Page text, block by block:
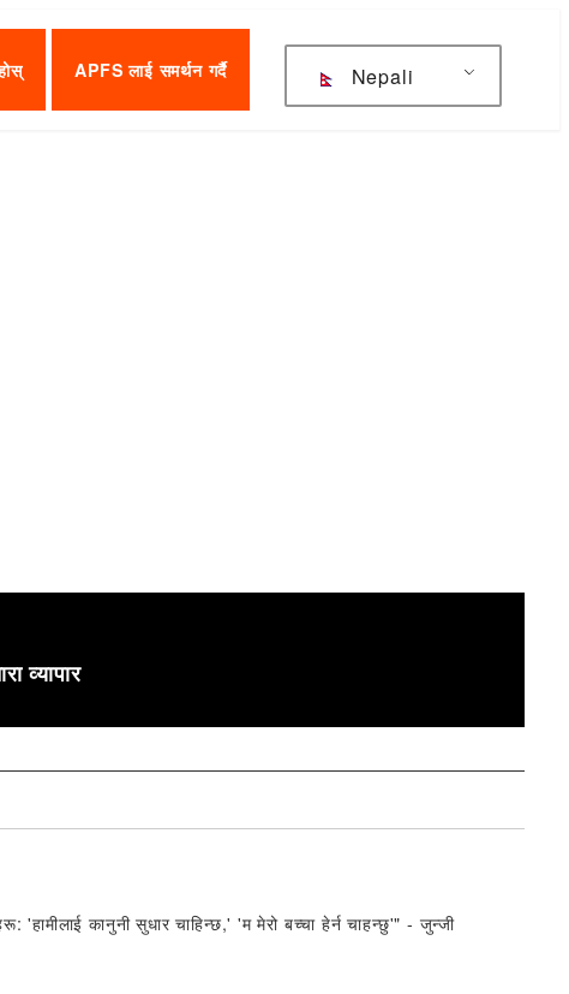
APFS लाई समर्थन गर्दै Nepali
व्यापार
'हामीलाई कानुनी सुधार चाहिन्छ,' 'म मेरो बच्चा हेर्न चाहन्छु'" - जुन्जी